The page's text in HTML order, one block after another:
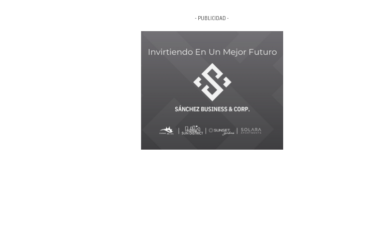
- PUBLICIDAD -